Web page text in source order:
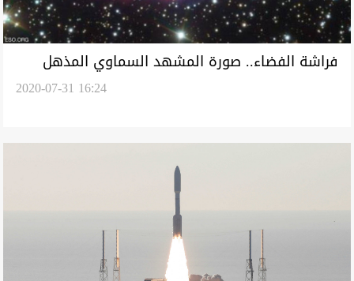
فراشة الفضاء.. صورة المشهد السماوي المذهل
2020-07-31 16:24